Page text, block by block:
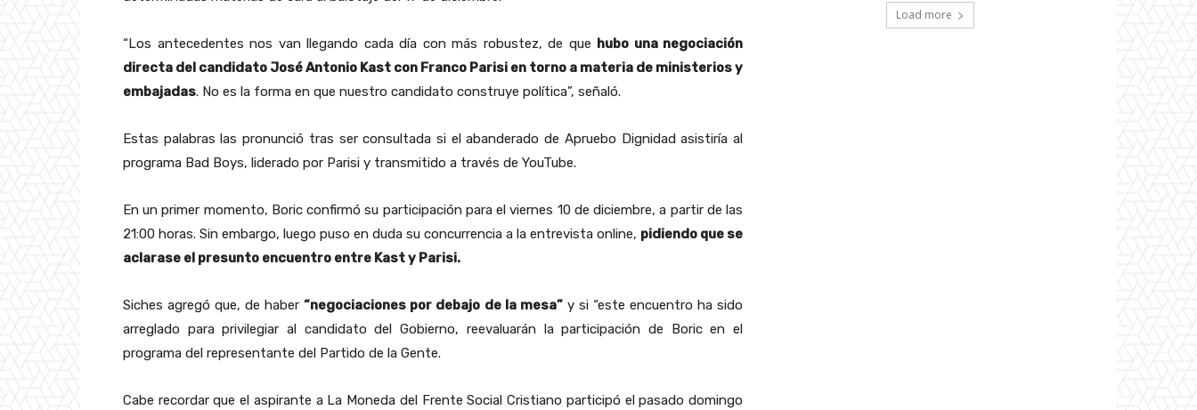
“Los antecedentes nos van llegando cada día con más robustez, de que hubo una negociación
directa del candidato José Antonio Kast con Franco Parisi en torno a materia de ministerios y
embajadas. No es la forma en que nuestro candidato construye política”, señaló.
Estas palabras las pronunció tras ser consultada si el abanderado de Apruebo Dignidad asistiría al
programa Bad Boys, liderado por Parisi y transmitido a través de YouTube.
En un primer momento, Boric confirmó su participación para el viernes 10 de diciembre, a partir de las
21:00 horas. Sin embargo, luego puso en duda su concurrencia a la entrevista online, pidiendo que se
aclarase el presunto encuentro entre Kast y Parisi.
Siches agregó que, de haber“negociaciones por debajo de la mesa”y si “este encuentro ha sido
arreglado para privilegiar al candidato del Gobierno, reevaluarán la participación de Boric en el
programa del representante del Partido de la Gente.
Cabe recordar que el aspirante a La Moneda del Frente Social Cristiano participó el pasado domingo
Load more